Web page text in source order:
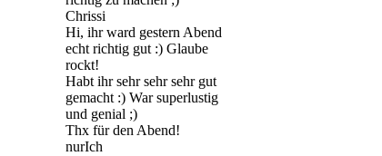
Chrissi
Hi, ihr ward gestern Abend
echt richtig gut :) Glaube
rockt!
Habt ihr sehr sehr sehr gut
gemacht :) War superlustig
und genial ;)
Thx für den Abend!
nurIch